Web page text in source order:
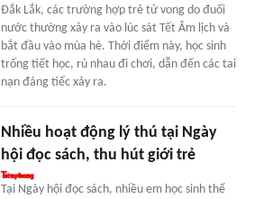
Đắk Lắk, các trường hợp trẻ tử vong do đuối
nước thường xảy ra vào lúc sát Tết Âm lịch và
bắt đầu vào mùa hè. Thời điểm này, học sinh
trống tiết học, rủ nhau đi chơi, dẫn đến các tai
nạn đáng tiếc xảy ra.
Nhiều hoạt động lý thú tại Ngày
hội đọc sách, thu hút giới trẻ
Tại Ngày hội đọc sách, nhiều em học sinh thể